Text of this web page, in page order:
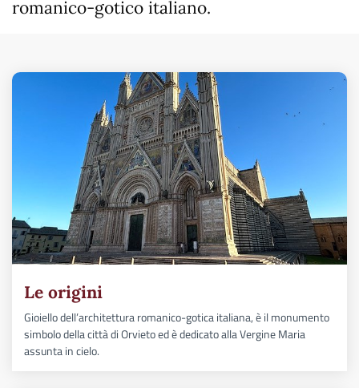
romanico-gotico italiano.
Le origini
Gioiello dell’architettura romanico-gotica italiana, è il monumento
simbolo della città di Orvieto ed è dedicato alla Vergine Maria
assunta in cielo.